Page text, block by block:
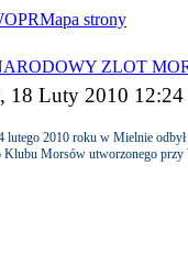
Mapa strony
ZLOT
18 Luty 2010 12:24
lutego 2010 roku w Mielnie
Morsów utworzonego przy